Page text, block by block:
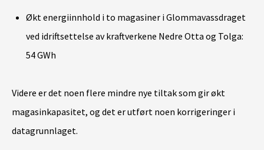
Økt energiinnhold i to magasiner i Glommavassdraget
ved idriftsettelse av kraftverkene Nedre Otta og Tolga:
54 GWh
Videre er det noen flere mindre nye tiltak som gir økt
magasinkapasitet, og det er utført noen korrigeringer i
datagrunnlaget.